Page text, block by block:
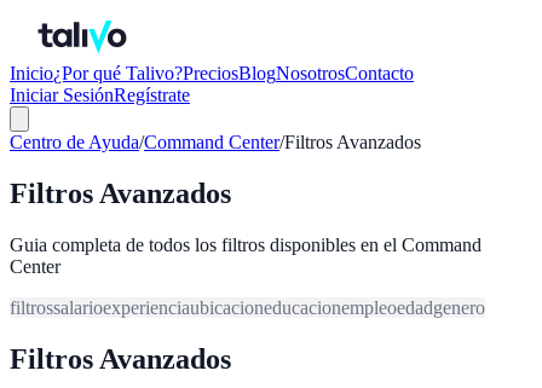
Inicio¿Por qué Talivo?PreciosBlogNosotrosContacto
Iniciar SesiónRegístrate
Centro de Ayuda/Command Center/Filtros Avanzados
Filtros Avanzados
Guia completa de todos los filtros disponibles en el Command
Center
filtrossalarioexperienciaubicacioneducacionempleoedadgenero
Filtros Avanzados